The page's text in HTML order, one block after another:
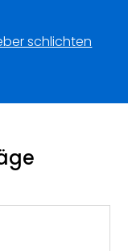
schlichten